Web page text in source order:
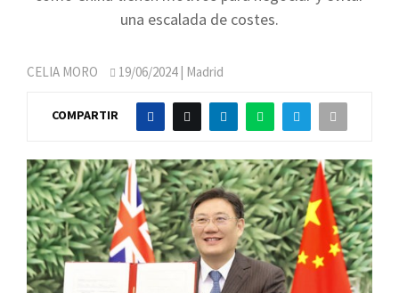
una escalada de costes.
CELIA MORO 19/06/2024| Madrid
COMPARTIR